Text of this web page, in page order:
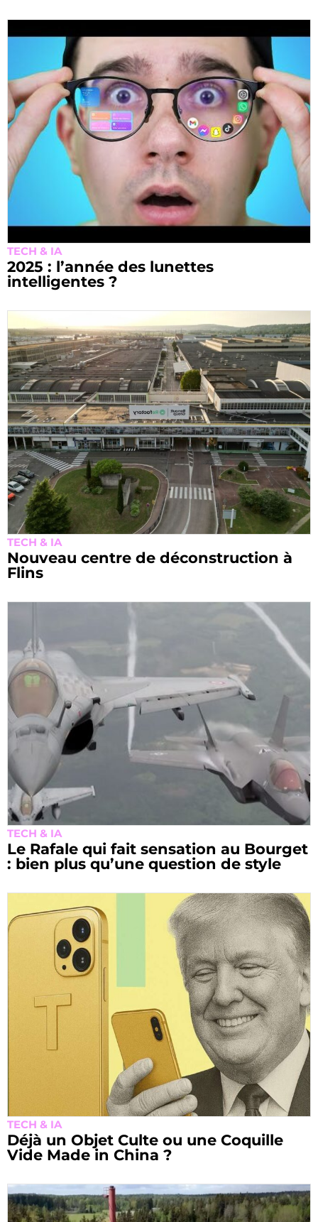
TECH & IA
2025 : l’année des lunettes
intelligentes ?
TECH & IA
Nouveau centre de déconstruction à
Flins
TECH & IA
Le Rafale qui fait sensation au Bourget
: bien plus qu’une question de style
TECH & IA
Déjà un Objet Culte ou une Coquille
Vide Made in China ?